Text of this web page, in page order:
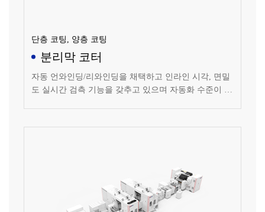
단층 코팅, 양층 코팅
분리막 코터
자동 언와인딩/리와인딩을 채택하고 인라인 시각, 면밀
도 실시간 검측 기능을 갖추고 있으며 자동화 수준이 높